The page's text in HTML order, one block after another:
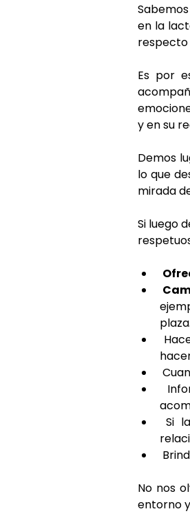
en la
Es por
y en su
Demos
lo que
mirada
Si luego
Si la teta es la forma de calmar golpes o angustias, buscar otras formas de
No nos
entorno